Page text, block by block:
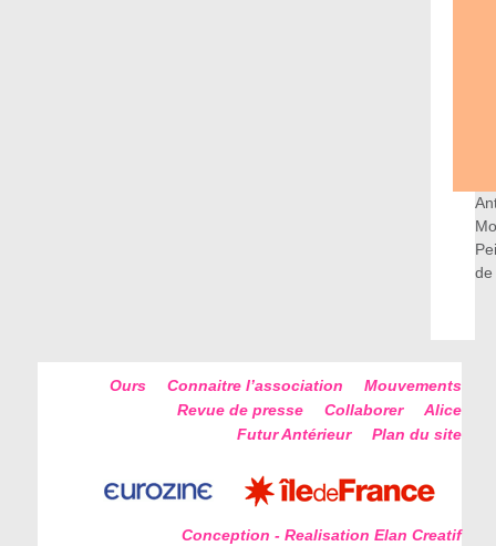
de
Ours Connaitre l’association
Mouvements
Revue de presse
Collaborer
Alice
Futur Antérieur
Plan du site
Conception - Realisation Elan Creatif